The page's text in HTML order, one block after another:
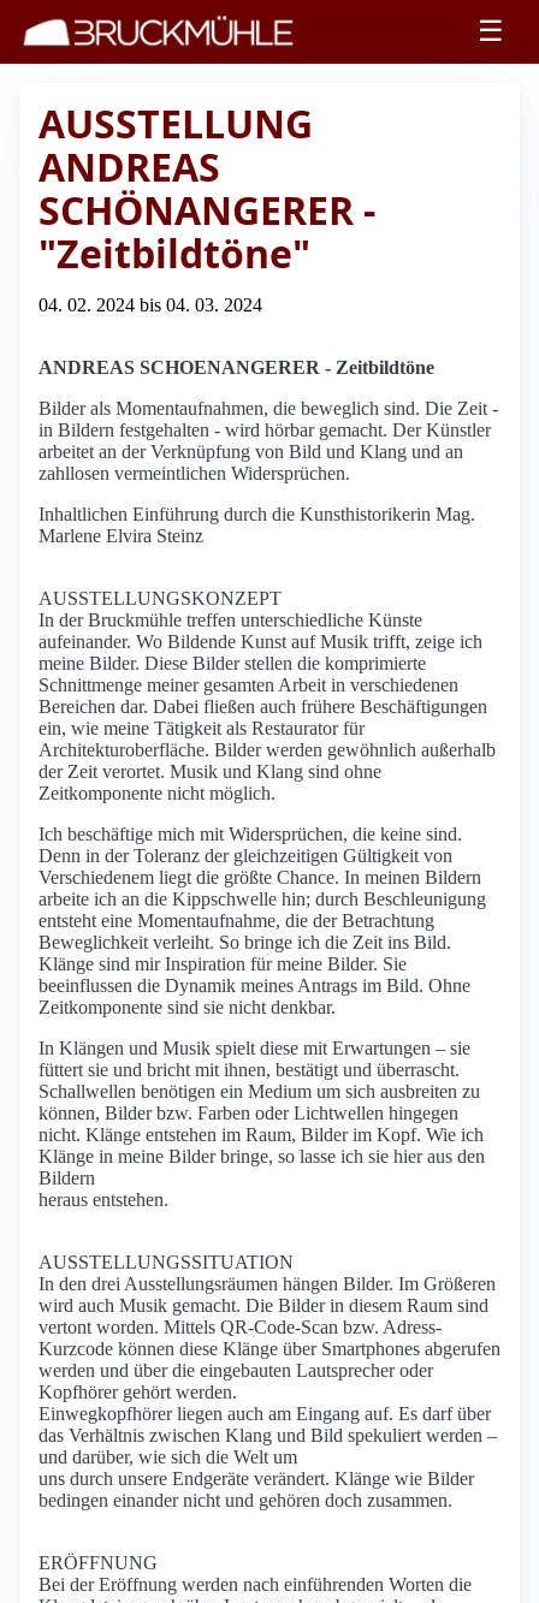
☰
AUSSTELLUNG
ANDREAS
SCHÖNANGERER -
"Zeitbildtöne"
04. 02. 2024 bis 04. 03. 2024
ANDREAS SCHOENANGERER - Zeitbildtöne
Bilder als Momentaufnahmen, die beweglich sind. Die Zeit -
in Bildern festgehalten - wird hörbar gemacht. Der Künstler
arbeitet an der Verknüpfung von Bild und Klang und an
zahllosen vermeintlichen Widersprüchen.
Inhaltlichen Einführung durch die Kunsthistorikerin Mag.
Marlene Elvira Steinz
AUSSTELLUNGSKONZEPT
In der Bruckmühle treffen unterschiedliche Künste
aufeinander. Wo Bildende Kunst auf Musik trifft, zeige ich
meine Bilder. Diese Bilder stellen die komprimierte
Schnittmenge meiner gesamten Arbeit in verschiedenen
Bereichen dar. Dabei fließen auch frühere Beschäftigungen
ein, wie meine Tätigkeit als Restaurator für
Architekturoberfläche. Bilder werden gewöhnlich außerhalb
der Zeit verortet. Musik und Klang sind ohne
Zeitkomponente nicht möglich.
Ich beschäftige mich mit Widersprüchen, die keine sind.
Denn in der Toleranz der gleichzeitigen Gültigkeit von
Verschiedenem liegt die größte Chance. In meinen Bildern
arbeite ich an die Kippschwelle hin; durch Beschleunigung
entsteht eine Momentaufnahme, die der Betrachtung
Beweglichkeit verleiht. So bringe ich die Zeit ins Bild.
Klänge sind mir Inspiration für meine Bilder. Sie
beeinflussen die Dynamik meines Antrags im Bild. Ohne
Zeitkomponente sind sie nicht denkbar.
In Klängen und Musik spielt diese mit Erwartungen – sie
füttert sie und bricht mit ihnen, bestätigt und überrascht.
Schallwellen benötigen ein Medium um sich ausbreiten zu
können, Bilder bzw. Farben oder Lichtwellen hingegen
nicht. Klänge entstehen im Raum, Bilder im Kopf. Wie ich
Klänge in meine Bilder bringe, so lasse ich sie hier aus den
Bildern
heraus entstehen.
AUSSTELLUNGSSITUATION
In den drei Ausstellungsräumen hängen Bilder. Im Größeren
wird auch Musik gemacht. Die Bilder in diesem Raum sind
vertont worden. Mittels QR-Code-Scan bzw. Adress-
Kurzcode können diese Klänge über Smartphones abgerufen
werden und über die eingebauten Lautsprecher oder
Kopfhörer gehört werden.
Einwegkopfhörer liegen auch am Eingang auf. Es darf über
das Verhältnis zwischen Klang und Bild spekuliert werden –
und darüber, wie sich die Welt um
uns durch unsere Endgeräte verändert. Klänge wie Bilder
bedingen einander nicht und gehören doch zusammen.
ERÖFFNUNG
Bei der Eröffnung werden nach einführenden Worten die